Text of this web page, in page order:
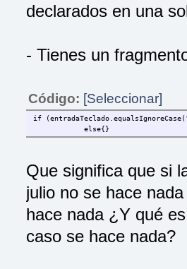
declarados en una
- Tienes un
Código: [Seleccionar]
if
else{}
Que significa que si
julio no se hace
hace nada ¿Y qué
caso se hace nada?